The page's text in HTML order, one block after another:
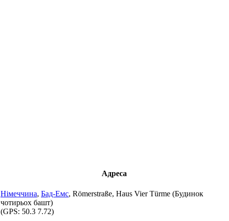
Адреса
Німеччина, Бад-Емс, Römerstraße, Haus Vier Türme (Будинок
чотирьох башт)
(GPS: 50.3 7.72)